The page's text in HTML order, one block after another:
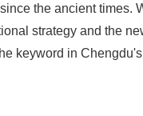
the ancient times.
strategy and the
keyword in